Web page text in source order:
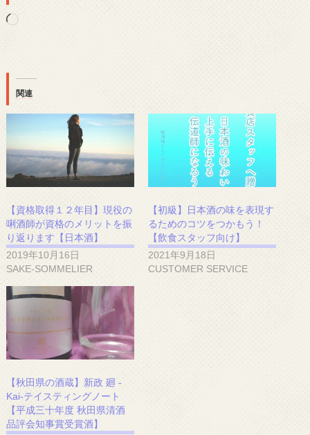
関連
【資格取得１２年目】現役の
唎酒師が資格のメリットを振
り返ります【日本酒】
2019年10月16日
SAKE-SOMMELIER
【初級】日本酒の味を表現す
るためのコツをつかもう！
【飲食スタッフ向け】
2021年9月18日
CUSTOMER SERVICE
【秋田県の酒蔵】新政 廻 -
Kai-テイスティングノート
【平成三十年度 秋田県清酒
品評会知事賞受賞酒】